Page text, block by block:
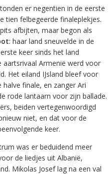
er negentien in de eerste
tien felbegeerde finaleplekjes.
afbijten, maar begon als
: haar land sneuvelde in de
keer sinds het land
aartsrivaal Armenië werd voor
Het eiland IJsland bleef voor
finale, en zanger Ari
rode lantaarn voor zijn ballade.
beiden vertegenwoordigd
niet, en dat voor de
keer.
was er beduidend meer
de liedjes uit Albanië,
Mikolas Josef lag na een val